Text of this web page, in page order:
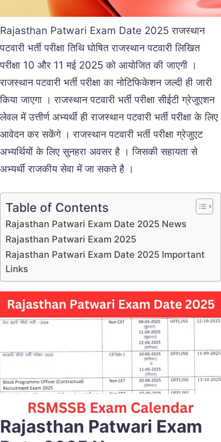
Rajasthan Patwari Exam Date 2025 राजस्थान
पटवारी भर्ती परीक्षा तिथि घोषित राजस्थान पटवारी लिखित
परीक्षा 10 और 11 मई 2025 को आयोजित की जाएगी ।
राजस्थान पटवारी भर्ती परीक्षा का नोटिफिकेशन जल्दी ही जारी
किया जाएगा । राजस्थान पटवारी भर्ती परीक्षा सीईटी ग्रेजुएशन
लेवल में उत्तीर्ण अभ्यर्थी ही राजस्थान पटवारी भर्ती परीक्षा के लिए
आवेदन कर सकेंगे । राजस्थान पटवारी भर्ती परीक्षा ग्रेजुएट
अभ्यर्थियों के लिए सुनहरा अवसर है । जिसकी सहायता से
अभ्यर्थी राजकीय सेवा में जा सकते है ।
Table of Contents
Rajasthan Patwari Exam Date 2025 News
Rajasthan Patwari Exam 2025
Rajasthan Patwari Exam Date 2025 Important
Links
Rajasthan Patwari Exam